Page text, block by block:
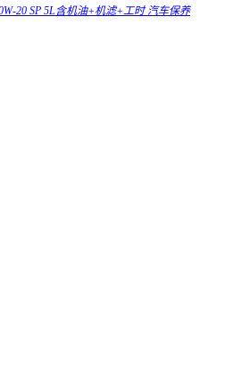
20 SP 5L含机油+机滤+工时 汽车保养